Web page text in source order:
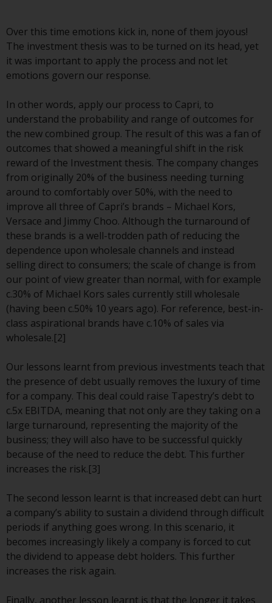
gemäß den Europäischen
Richtlinien zur Koordinierung von
Gesetzen, Vorschriften und
Verwaltungsvorschriften in Bezug
Anlagen in Wertpapieren
(UCITS/OGAW) (Richtlinie
2009/65/EG ) und die Richtlinie
über die Verwalter alternativer
Investmentfonds (Richtlinie
2011/61/EU) sowie die
entsprechenden Regelungen, die
diese Regelungen in britisches
Recht umgesetzt und dann beim
Austritt des Vereinigten
Königreichs aus der Europäischen
Union ersetzt haben; es kann
jedoch zusätzliche Anforderungen
oder Formalitäten geben, die Ihre
Anlage verbieten.
Dementsprechend sind Sie
verpflichtet, sich über solche
und diese zu beachten. Auf dieser
Website erwähnte Produkte oder
Dienstleistungen sind nur für den
Vertrieb in jenen
Gerichtsbarkeiten bestimmt, in
denen und an diejenigen
Personen, denen das Anbieten
solcher Produkte und
Informationen für Anleger in der
Schweiz
Over this time emotions kick in, none of them joyous!
The investment thesis was to be turned on its head, yet
it was important to apply the process and not let
emotions govern our response.
In other words, apply our process to Capri, to
understand the probability and range of outcomes for
the new combined group. The result of this was a fan of
outcomes that showed a meaningful shift in the risk
reward of the Investment thesis. The company changes
from originally 20% of the business needing turning
around to comfortably over 50%, with the need to
improve all three of Capri’s brands – Michael Kors,
Versace and Jimmy Choo. Although the turnaround of
these brands is a well-trodden path of reducing the
dependence upon wholesale channels and instead
selling direct to consumers; the scale of change is from
our point of view greater than normal, with for example
c.30% of Michael Kors sales currently still wholesale
(having been c.50% 10 years ago). For reference, best-in-
class aspirational brands have c.10% of sales via
wholesale.[2]
Our lessons learnt from previous investments teach that
the presence of debt usually removes the luxury of time
for a company. This deal could raise Tapestry’s debt to
c.5x EBITDA, meaning that not only are they taking on a
large turnaround, representing the majority of the
business; they will also have to be successful quickly
because of the need to reduce the debt. This further
increases the risk.[3]
The second lesson learnt is that increased debt can hurt
a company’s ability to sustain a dividend through difficult
periods if anything goes wrong. In this scenario, it
becomes increasingly likely a company is forced to cut
the dividend to appease debt holders. This further
increases the risk again.
Finally, another lesson learnt is that the longer it takes